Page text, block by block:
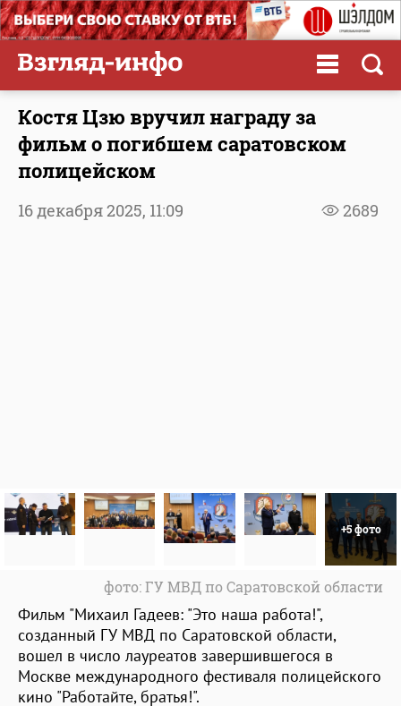
Костя Цзю вручил награду за
фильм о погибшем саратовском
полицейском
2689
16 декабря 2025, 11:09
+5 фото
фото: ГУ МВД по Саратовской области
Фильм "Михаил Гадеев: "Это наша работа!",
созданный ГУ МВД по Саратовской области,
вошел в число лауреатов завершившегося в
Москве международного фестиваля полицейского
кино "Работайте, братья!".